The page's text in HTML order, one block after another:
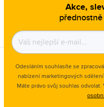
Akce,
Odesláním souhlasíte se
nabízení marketingových
Máte právo svůj souhlas odvolat.